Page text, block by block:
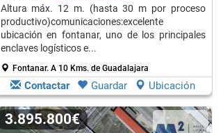
Altura máx. 12 m. (hasta 30 m por proceso
productivo)comunicaciones:excelente
ubicación en fontanar, uno de los principales
enclaves logísticos e...
Fontanar. A 10 Kms. de Guadalajara
Contactar Guardar Ubicación
3.895.800€